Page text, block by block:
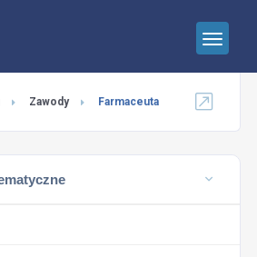
Zawody Farmaceuta